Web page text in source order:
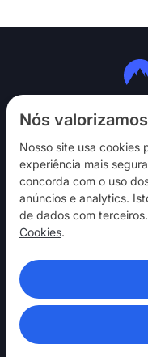
Nós
Nosso site usa cookies
experiência mais
concorda com o uso
anúncios e analytics.
de dados com
Cookies.
NordVPN
Interaja
Ajuda
Descubra
APLICATIVOS DE VPN